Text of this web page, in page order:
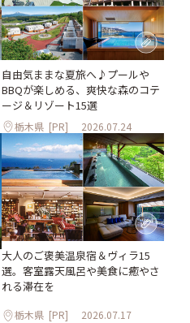
自由気ままな夏旅へ♪プールや
BBQが楽しめる、爽快な森のコテ
ージ＆リゾート15選
栃木県 [PR] 2026.07.24
大人のご褒美温泉宿＆ヴィラ15
選。客室露天風呂や美食に癒やさ
れる滞在を
栃木県 [PR] 2026.07.17